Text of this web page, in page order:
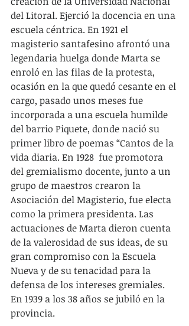
del Litoral. Ejerció la docencia en una
escuela céntrica. En 1921 el
magisterio santafesino afrontó una
legendaria huelga donde Marta se
enroló en las filas de la protesta,
ocasión en la que quedó cesante en el
cargo, pasado unos meses fue
incorporada a una escuela humilde
del barrio Piquete, donde nació su
primer libro de poemas “Cantos de la
vida diaria. En 1928  fue promotora
del gremialismo docente, junto a un
grupo de maestros crearon la
Asociación del Magisterio, fue electa
como la primera presidenta. Las
actuaciones de Marta dieron cuenta
de la valerosidad de sus ideas, de su
gran compromiso con la Escuela
Nueva y de su tenacidad para la
defensa de los intereses gremiales.
En 1939 a los 38 años se jubiló en la
provincia.